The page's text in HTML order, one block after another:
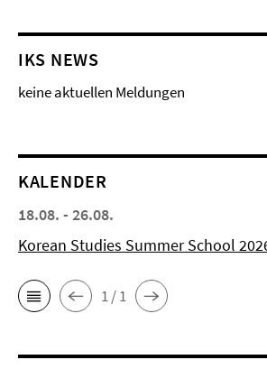
IKS NEWS
keine aktuellen Meldungen
KALENDER
18.08. - 26.08.
Korean Studies Summer School
1 / 1